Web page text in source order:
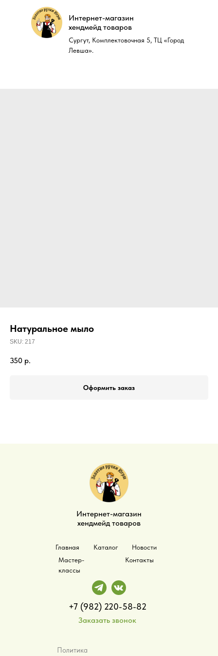
Интернет-магазин
хендмейд товаров
Сургут, Комплектовочная 5, ТЦ «Город
Левша».
Интернет-магазин
хендмейд товаров
Сургут, Комплектовочная 5, ТЦ «Город
Левша».
Натуральное мыло
SKU: 217
350 р.
Оформить заказ
Интернет-магазин
хендмейд товаров
Главная Каталог
Новости
Мастер-
классы
Контакты
+7 (982) 220-58-82
Заказать звонок
Политика